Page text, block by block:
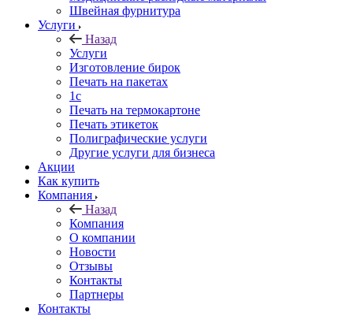
Швейная фурнитура
Услуги
Назад
Услуги
Изготовление бирок
Печать на пакетах
1c
Печать на термокартоне
Печать этикеток
Полиграфические услуги
Другие услуги для бизнеса
Акции
Как купить
Компания
Назад
Компания
О компании
Новости
Отзывы
Контакты
Партнеры
Контакты